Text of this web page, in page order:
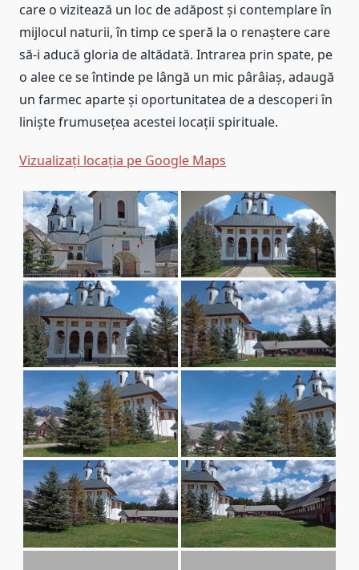
care o vizitează un loc de adăpost și contemplare în
mijlocul naturii, în timp ce speră la o renaștere care
să-i aducă gloria de altădată. Intrarea prin spate, pe
o alee ce se întinde pe lângă un mic pârâiaș, adaugă
un farmec aparte și oportunitatea de a descoperi în
liniște frumusețea acestei locații spirituale.
Vizualizați locația pe Google Maps